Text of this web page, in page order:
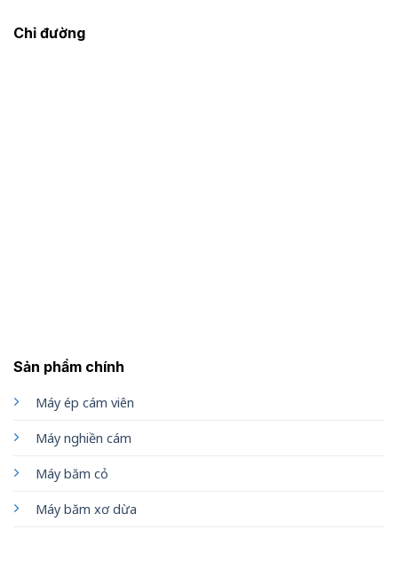
Sản phẩm chính
Máy ép cám viên
Máy nghiền cám
Máy băm cỏ
Máy băm xơ dừa
Chỉ đường